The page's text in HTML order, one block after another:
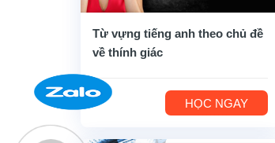
Từ vựng tiếng anh theo chủ đề
về thính giác
HỌC NGAY